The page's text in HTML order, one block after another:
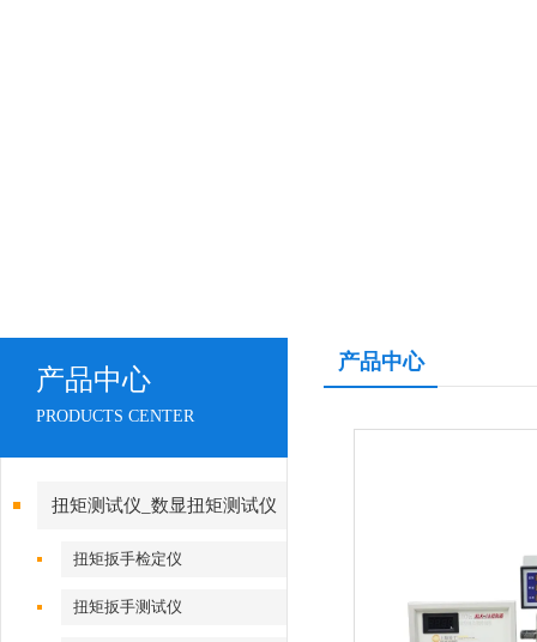
产品中心
PRODUCTS CENTER
扭矩测试仪_数显扭矩测试仪
扭矩扳手检定仪
扭矩扳手测试仪
产品中心